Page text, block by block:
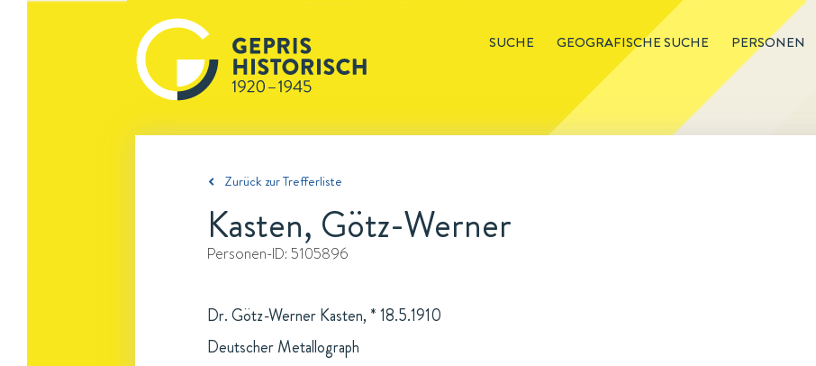
SUCHE GEOGRAFISCHE SUCHE PERSONEN
Zurück zur Trefferliste
Kasten, Götz-Werner
Personen-ID: 5105896
Dr. Götz-Werner Kasten, * 18.5.1910
Deutscher Metallograph